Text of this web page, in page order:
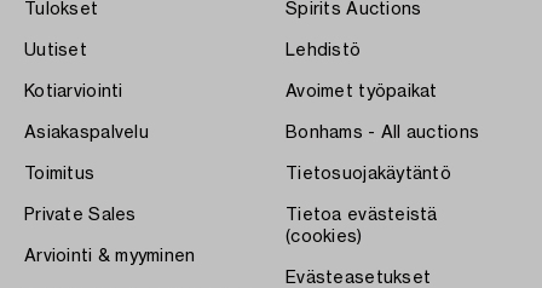
Tulokset
Uutiset
Kotiarviointi
Asiakaspalvelu
Toimitus
Private Sales
Arviointi & myyminen
Spirits Auctions
Lehdistö
Avoimet työpaikat
Bonhams - All auctions
Tietosuojakäytäntö
Tietoa evästeistä
(cookies)
Evästeasetukset